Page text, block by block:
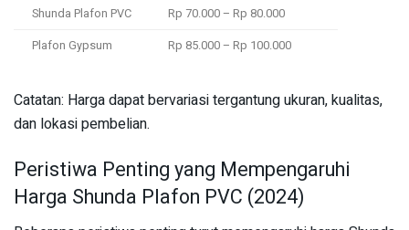
Shunda Plafon PVC
Rp 70.000 – Rp 80.000
Plafon Gypsum
Rp 85.000 – Rp 100.000
Catatan: Harga dapat bervariasi tergantung ukuran, kualitas,
dan lokasi pembelian.
Peristiwa Penting yang Mempengaruhi
Harga Shunda Plafon PVC (2024)